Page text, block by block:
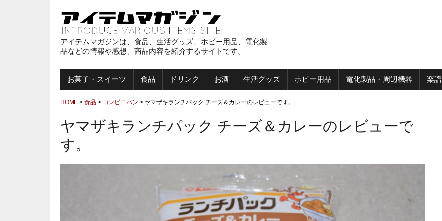
アイテムマガジンは、食品、生活グッズ、ホビー用品、電化製
品などの情報や感想、商品内容を紹介するサイトです。
お菓子・スイーツ 食品 ドリンク お酒 生活グッズ ホビー用品 電化製品・周辺機器 楽
HOME > 食品 > コンビニパン > ヤマザキランチパック チーズ＆カレーのレビューです。
ヤマザキランチパック チーズ＆カレーのレビューで
す。